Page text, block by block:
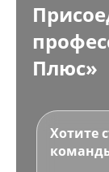
Плюс»
Хотите